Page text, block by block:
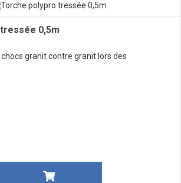
0,5m
chocs granit contre granit lors des